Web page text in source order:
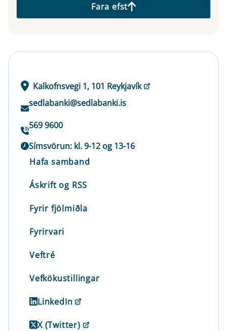
Fara efst
Kalkofnsvegi 1, 101 Reykjavík
sedlabanki@sedlabanki.is
569 9600
Símsvörun: kl. 9-12 og 13-16
Hafa samband
Áskrift og RSS
Fyrir fjölmiðla
Fyrirvari
Veftré
Vefkökustillingar
LinkedIn
X (Twitter)